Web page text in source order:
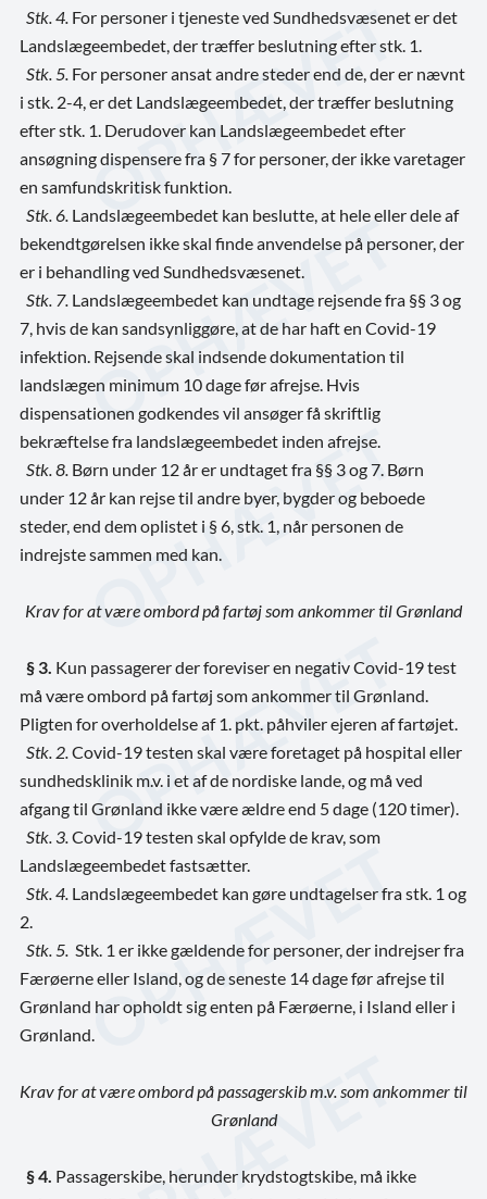
Stk. 4. For personer i tjeneste ved Sundhedsvæsenet er det
Landslægeembedet, der træffer beslutning efter stk. 1.
Stk. 5. For personer ansat andre steder end de, der er nævnt
i stk. 2-4, er det Landslægeembedet, der træffer beslutning
efter stk. 1. Derudover kan Landslægeembedet efter
ansøgning dispensere fra § 7 for personer, der ikke varetager
en samfundskritisk funktion.
Stk. 6. Landslægeembedet kan beslutte, at hele eller dele af
bekendtgørelsen ikke skal finde anvendelse på personer, der
er i behandling ved Sundhedsvæsenet.
Stk. 7. Landslægeembedet kan undtage rejsende fra §§ 3 og
7, hvis de kan sandsynliggøre, at de har haft en Covid-19
infektion. Rejsende skal indsende dokumentation til
landslægen minimum 10 dage før afrejse. Hvis
dispensationen godkendes vil ansøger få skriftlig
bekræftelse fra landslægeembedet inden afrejse.
Stk. 8. Børn under 12 år er undtaget fra §§ 3 og 7. Børn
under 12 år kan rejse til andre byer, bygder og beboede
steder, end dem oplistet i § 6, stk. 1, når personen de
indrejste sammen med kan.
Krav for at være ombord på fartøj som ankommer til Grønland
§ 3. Kun passagerer der foreviser en negativ Covid-19 test
må være ombord på fartøj som ankommer til Grønland.
Pligten for overholdelse af 1. pkt. påhviler ejeren af fartøjet.
Stk. 2. Covid-19 testen skal være foretaget på hospital eller
sundhedsklinik m.v. i et af de nordiske lande, og må ved
afgang til Grønland ikke være ældre end 5 dage (120 timer).
Stk. 3. Covid-19 testen skal opfylde de krav, som
Landslægeembedet fastsætter.
Stk. 4. Landslægeembedet kan gøre undtagelser fra stk. 1 og
2.
Stk. 5. Stk. 1 er ikke gældende for personer, der indrejser fra
Færøerne eller Island, og de seneste 14 dage før afrejse til
Grønland har opholdt sig enten på Færøerne, i Island eller i
Grønland.
Krav for at være ombord på passagerskib m.v. som ankommer til
Grønland
§ 4. Passagerskibe, herunder krydstogtskibe, må ikke